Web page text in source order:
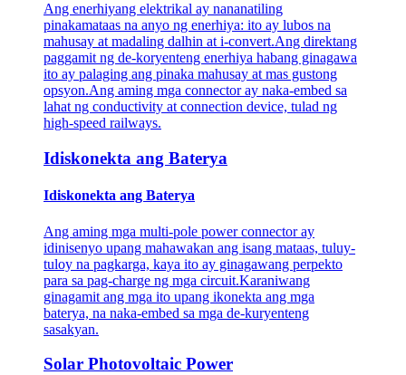
Ang enerhiyang elektrikal ay nananatiling
pinakamataas na anyo ng enerhiya: ito ay lubos na
mahusay at madaling dalhin at i-convert.Ang direktang
paggamit ng de-koryenteng enerhiya habang ginagawa
ito ay palaging ang pinaka mahusay at mas gustong
opsyon.Ang aming mga connector ay naka-embed sa
lahat ng conductivity at connection device, tulad ng
high-speed railways.
Idiskonekta ang Baterya
Idiskonekta ang Baterya
Ang aming mga multi-pole power connector ay
idinisenyo upang mahawakan ang isang mataas, tuluy-
tuloy na pagkarga, kaya ito ay ginagawang perpekto
para sa pag-charge ng mga circuit.Karaniwang
ginagamit ang mga ito upang ikonekta ang mga
baterya, na naka-embed sa mga de-kuryenteng
sasakyan.
Solar Photovoltaic Power